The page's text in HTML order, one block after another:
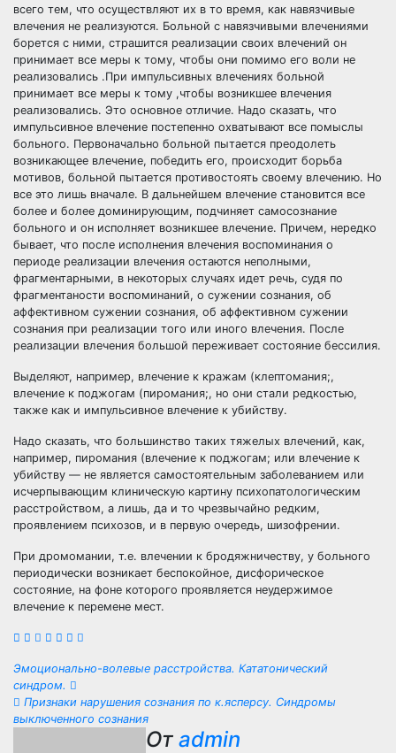
всего тем, что осуществляют их в то время, как навязчивые
влечения не реализуются. Больной с навязчивыми влечениями
борется с ними, страшится реализации своих влечений он
принимает все меры к тому, чтобы они помимо его воли не
реализовались .При импульсивных влечениях больной
принимает все меры к тому ,чтобы возникшее влечения
реализовались. Это основное отличие. Надо сказать, что
импульсивное влечение постепенно охватывают все помыслы
больного. Первоначально больной пытается преодолеть
возникающее влечение, победить его, происходит борьба
мотивов, больной пытается противостоять своему влечению. Но
все это лишь вначале. В дальнейшем влечение становится все
более и более доминирующим, подчиняет самосознание
больного и он исполняет возникшее влечение. Причем, нередко
бывает, что после исполнения влечения воспоминания о
периоде реализации влечения остаются неполными,
фрагментарными, в некоторых случаях идет речь, судя по
фрагментаности воспоминаний, о сужении сознания, об
аффективном сужении сознания, об аффективном сужении
сознания при реализации того или иного влечения. После
реализации влечения большой переживает состояние бессилия.
Выделяют, например, влечение к кражам (клептомания;,
влечение к поджогам (пиромания;, но они стали редкостью,
также как и импульсивное влечение к убийству.
Надо сказать, что большинство таких тяжелых влечений, как,
например, пиромания (влечение к поджогам; или влечение к
убийству — не является самостоятельным заболеванием или
исчерпывающим клиническую картину психопатологическим
расстройством, а лишь, да и то чрезвычайно редким,
проявлением психозов, и в первую очередь, шизофрении.
При дромомании, т.е. влечении к бродяжничеству, у больного
периодически возникает беспокойное, дисфорическое
состояние, на фоне которого проявляется неудержимое
влечение к перемене мест.
Навигация
по
Эмоционально-волевые расстройства. Кататонический
синдром.
Признаки нарушения сознания по к.ясперсу. Синдромы
выключенного сознания
От admin